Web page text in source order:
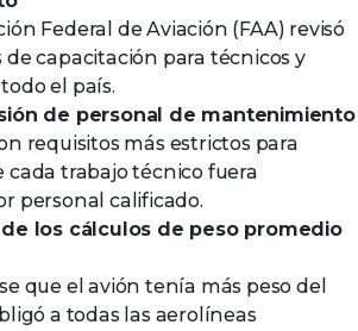
Federal de Aviación (FAA) revisó
de capacitación para técnicos y
el país.
de personal de mantenimiento
requisitos más estrictos para
cada trabajo técnico fuera
personal calificado.
los cálculos de peso promedio
que el avión tenía más peso del
a todas las aerolíneas